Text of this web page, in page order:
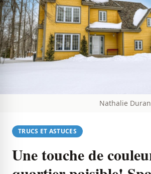
Nathalie
TRUCS ET ASTUCES
Une touche de